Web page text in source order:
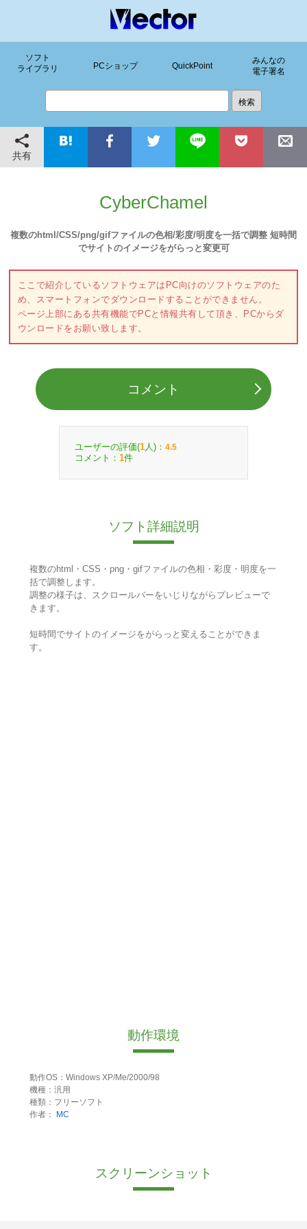
ソフト
ライブラリ
PCショップ QuickPoint
みんなの
電子署名
共有
CyberChamel
複数のhtml/CSS/png/gifファイルの色相/彩度/明度を一括で調整 短時間
でサイトのイメージをがらっと変更可
ここで紹介しているソフトウェアはPC向けのソフトウェアのた
め、スマートフォンでダウンロードすることができません。
ページ上部にある共有機能でPCと情報共有して頂き、PCからダ
ウンロードをお願い致します。
コメント
ユーザーの評価(1 人)： 4.5
コメント： 1件
ソフト詳細説明
複数のhtml・CSS・png・gifファイルの色相・彩度・明度を一
括で調整します。
調整の様子は、スクロールバーをいじりながらプレビューで
きます。
短時間でサイトのイメージをがらっと変えることができま
す。
動作環境
動作OS：Windows XP/Me/2000/98
機種：汎用
種類：フリーソフト
作者：
MC
スクリーンショット